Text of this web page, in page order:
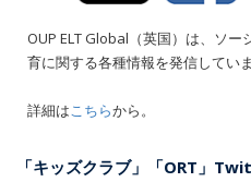
OUP ELT Global（英国）は、ソ
育に関する各種情報を発信していま
詳細はこちらから。
「キッズクラブ」「ORT」